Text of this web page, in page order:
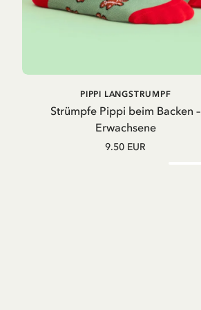
AUSVERKAUFT
Strümpfe Pippi beim Backen –
Erwachsene
PIPPI LANGSTRUMPF
9.50 EUR